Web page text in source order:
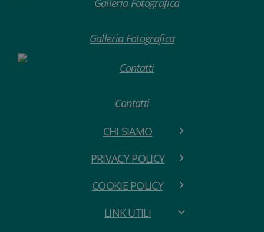
Galleria Fotografica
Contatti
CHI SIAMO
PRIVACY POLICY
COOKIE POLICY
LINK UTILI